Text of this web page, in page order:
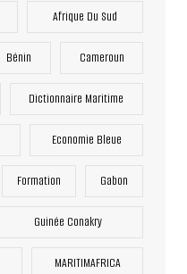
Afrique Du Sud
Bénin Cameroun
Dictionnaire Maritime
Economie Bleue
Formation Gabon
Guinée Conakry
MARITIMAFRICA